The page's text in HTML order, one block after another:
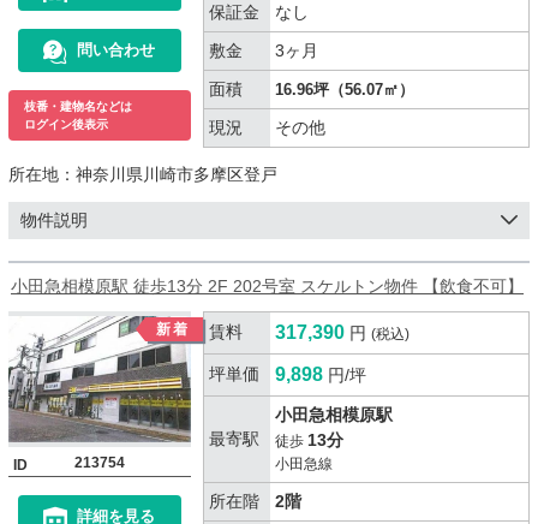
問い合わせ
枝番・建物名などは
ログイン後表示
保証金
なし
敷金
3ヶ月
面積
16.96坪（56.07㎡）
現況 その他
所在地： 神奈川県川崎市多摩区登戸
物件説明
小田急相模原駅 徒歩13分 2F 202号室 スケルトン物件 【飲食不可】
ID 213754
詳細を見る
賃料 317,390 円 (税込)
坪単価 9,898 円/坪
最寄駅
小田急相模原駅
徒歩 13分
小田急線
所在階 2階